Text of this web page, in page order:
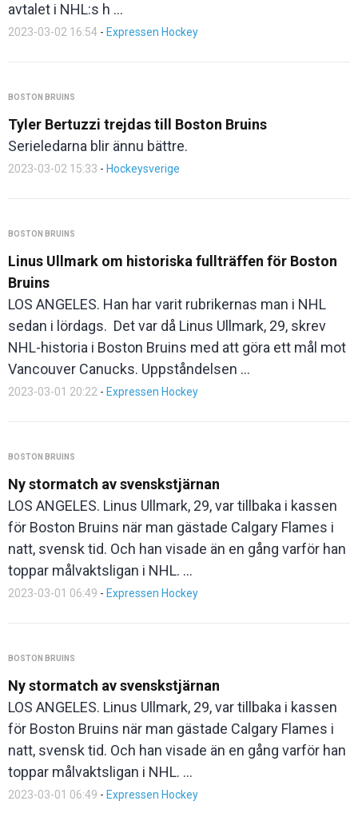
avtalet i NHL:s h ...
2023-03-02 16:54 - Expressen Hockey
BOSTON BRUINS
Tyler Bertuzzi trejdas till Boston Bruins
Serieledarna blir ännu bättre.
2023-03-02 15:33 - Hockeysverige
BOSTON BRUINS
Linus Ullmark om historiska fullträffen för Boston
Bruins
LOS ANGELES. Han har varit rubrikernas man i NHL
sedan i lördags. Det var då Linus Ullmark, 29, skrev
NHL-historia i Boston Bruins med att göra ett mål mot
Vancouver Canucks. Uppståndelsen ...
2023-03-01 20:22 - Expressen Hockey
BOSTON BRUINS
Ny stormatch av svenskstjärnan
LOS ANGELES. Linus Ullmark, 29, var tillbaka i kassen
för Boston Bruins när man gästade Calgary Flames i
natt, svensk tid. Och han visade än en gång varför han
toppar målvaktsligan i NHL. ...
2023-03-01 06:49 - Expressen Hockey
BOSTON BRUINS
Ny stormatch av svenskstjärnan
LOS ANGELES. Linus Ullmark, 29, var tillbaka i kassen
för Boston Bruins när man gästade Calgary Flames i
natt, svensk tid. Och han visade än en gång varför han
toppar målvaktsligan i NHL. ...
2023-03-01 06:49 - Expressen Hockey